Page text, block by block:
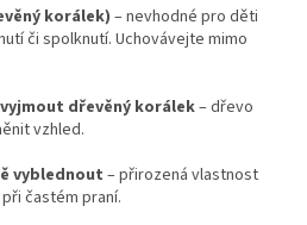
korálek) – nevhodné pro děti
či spolknutí. Uchovávejte mimo
dřevěný korálek– dřevo
vzhled.
vyblednout – přirozená vlastnost
častém praní.